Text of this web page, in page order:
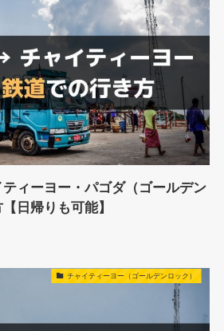
ィーヨー・パゴダ（ゴールデン
日帰りも可能】
チャイティーヨー（ゴールデンロック）